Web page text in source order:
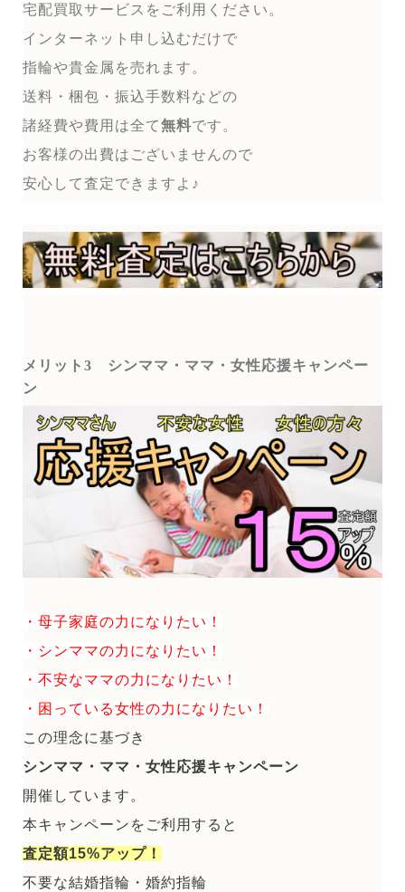
宅配買取サービスをご利用ください。
インターネット申し込むだけで
指輪や貴金属を売れます。
送料・梱包・振込手数料などの
諸経費や費用は全て無料です。
お客様の出費はございませんので
安心して査定できますよ♪
メリット3
シンママ・ママ・女性応援キャンペー
ン
・母子家庭の力になりたい！
・シンママの力になりたい！
・不安なママの力になりたい！
・困っている女性の力になりたい！
この理念に基づき
シンママ・ママ・女性応援キャンペーン
開催しています。
本キャンペーンをご利用すると
査定額15%アップ！
不要な結婚指輪・婚約指輪